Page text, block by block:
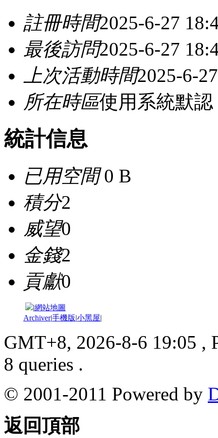
註冊時間2025-6-27
最後訪問2025-6-27
上次活動時間2025-6-
所在時區使用系統默認
統計信息
已用空間0 B
積分2
威望0
金錢2
貢獻0
|網站地圖
Archiver|手機版|小黑屋|
GMT+8, 2026-8-6 19:05 ,
8 queries .
© 2001-2011 Powered by
返回頂部